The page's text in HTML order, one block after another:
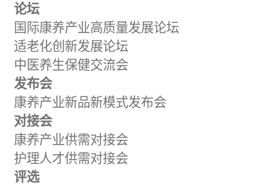
论坛
国际康养产业高质量发展论坛
适老化创新发展论坛
中医养生保健交流会
发布会
康养产业新品新模式发布会
对接会
康养产业供需对接会
护理人才供需对接会
评选